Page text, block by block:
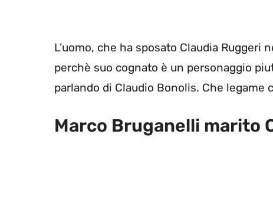
L’uomo, che ha sposato Claudia
perchè suo cognato è un personaggio
parlando di Claudio Bonolis. Che legame
Marco Bruganelli marito